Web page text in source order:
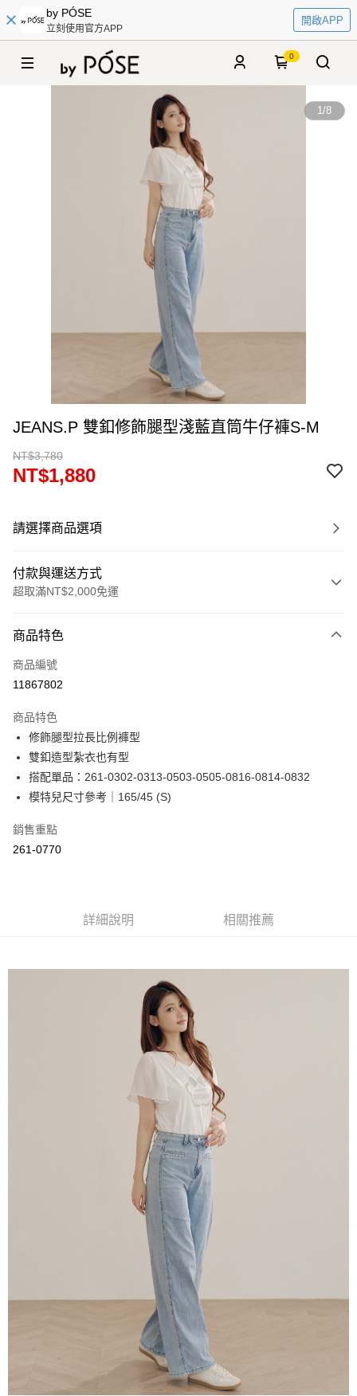
by PÓSE
立刻使用官方APP
開啟APP
0
1/8
JEANS.P 雙釦修飾腿型淺藍直筒牛仔褲S-M
NT$3,780
NT$1,880
請選擇商品選項
付款與運送方式
超取滿NT$2,000免運
信用卡一次付款
超商取貨付款
Apple Pay
街口支付
悠遊付
Google Pay
ATM付款
付款後全家取貨
每筆NT$60，滿NT$2,000(含以上)免運費
每筆NT$60，滿NT$2,000(含以上)免運費
每筆NT$60，滿NT$2,000(含以上)免運費
每筆NT$80，滿NT$2,000(含以上)免運費
商品特色
商品編號
11867802
商品特色
修飾腿型拉長比例褲型
雙釦造型紮衣也有型
搭配單品：261-0302-0313-0503-0505-0816-0814-0832
模特兒尺寸參考｜165/45 (S)
銷售重點
261-0770
詳細說明 相關推薦